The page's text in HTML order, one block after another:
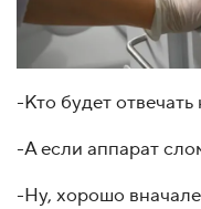
-Кто будет
-А если аппарат
-Ну, хорошо